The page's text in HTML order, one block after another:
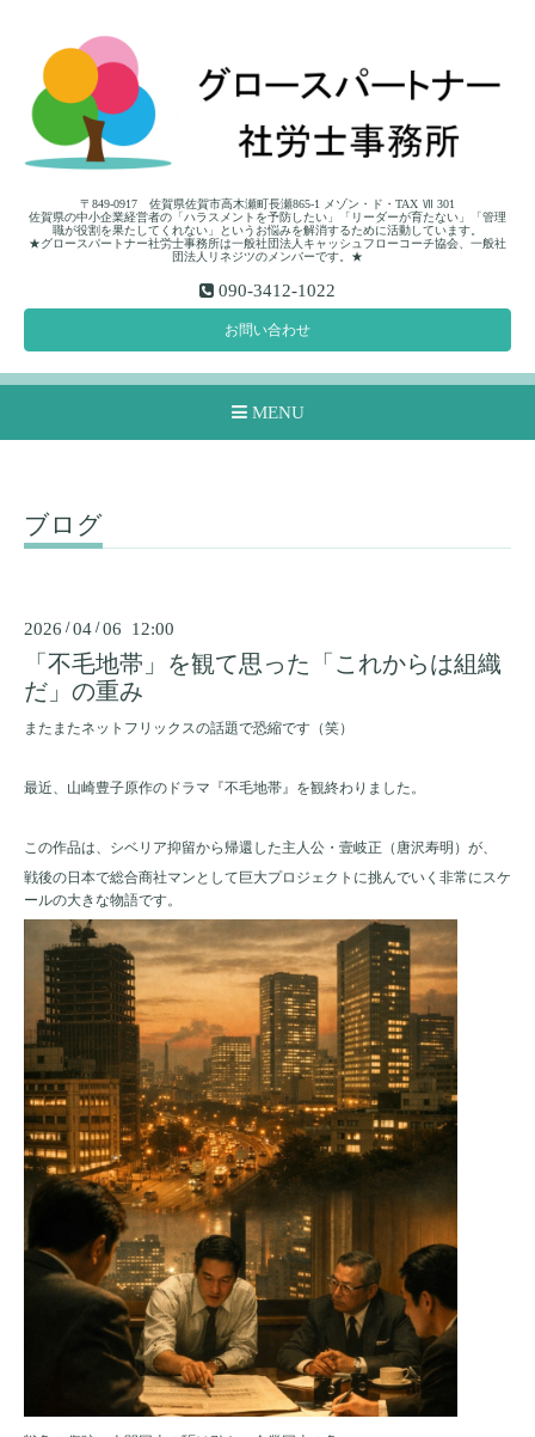
〒849-0917 佐賀県佐賀市高木瀬町長瀬865-1 メゾン・ド・TAX Ⅶ 301
佐賀県の中小企業経営者の「ハラスメントを予防したい」「リーダーが育たない」「管理
職が役割を果たしてくれない」というお悩みを解消するために活動しています。
★グロースパートナー社労士事務所は一般社団法人キャッシュフローコーチ協会、一般社
団法人リネジツのメンバーです。★
090-3412-1022
お問い合わせ
MENU
ブログ
2026 /04 /06 12:00
「不毛地帯」を観て思った「これからは組織
だ」の重み
またまたネットフリックスの話題で恐縮です（笑）
最近、山崎豊子原作のドラマ『不毛地帯』を観終わりました。
この作品は、シベリア抑留から帰還した主人公・壹岐正（唐沢寿明）が、
戦後の日本で総合商社マンとして巨大プロジェクトに挑んでいく非常にスケ
ールの大きな物語です。